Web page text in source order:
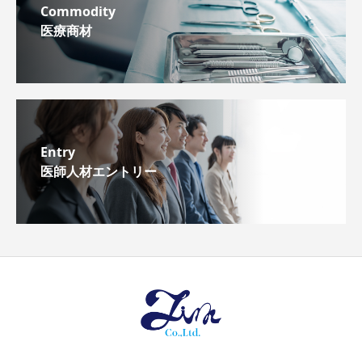
Commodity
医療商材
Entry
医師人材エントリー